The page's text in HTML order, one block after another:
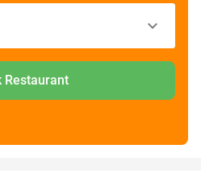
Restaurant